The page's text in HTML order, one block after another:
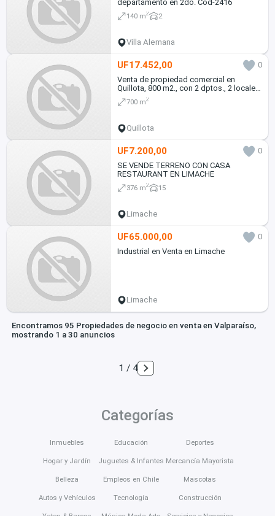
departamento en 2do. Cod-2416
140 m2 2
Villa Alemana
UF17.452,00
0
Venta de propiedad comercial en
Quillota, 800 m2., con 2 dptos., 2 locales
700 m2
Quillota
UF7.200,00
0
SE VENDE TERRENO CON CASA
RESTAURANT EN LIMACHE
376 m2 15
Limache
UF65.000,00
0
Industrial en Venta en Limache
Limache
Encontramos 95 Propiedades de negocio en venta en Valparaíso,
mostrando 1 a 30 anuncios
1 / 4
Categorías
Inmuebles
Hogar y Jardín
Belleza
Autos y Vehículos
Educación
Juguetes & Infantes
Empleos en Chile
Tecnología
Deportes
Mercancía Mayorista
Mascotas
Construcción